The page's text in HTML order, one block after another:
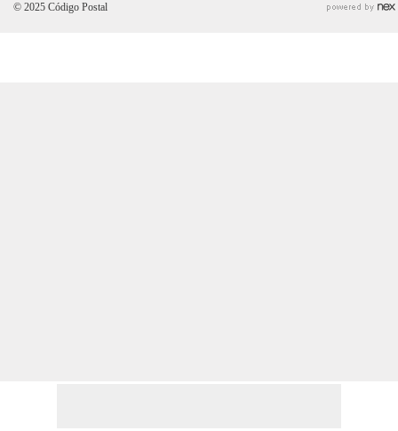
© 2025 Código Postal